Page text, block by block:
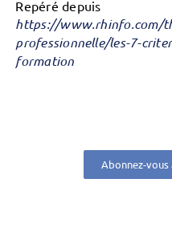
Repéré depuis
https://www.rhinfo.com/
professionnelle/les-7-
formation
Abonnez-